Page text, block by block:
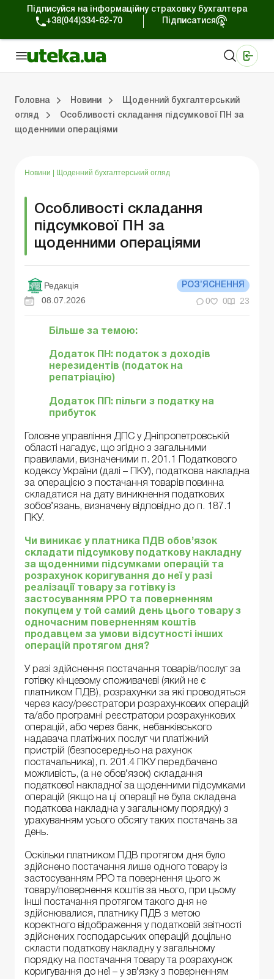
Підписуйся на інформаційну страховку бухгалтера
+38(044)334-62-70
Підписатися
Головна Новини
Щоденний бухгалтерський
огляд
Особливості складання підсумкової ПН за
щоденними операціями
Новини Щоденний бухгалтерський огляд
Особливості складання
підсумкової ПН за
щоденними операціями
Редакція РОЗ’ЯСНЕННЯ
08.07.2026 0 0 23
Більше за темою:
Додаток ПН: податок з доходів
нерезидентів (податок на
репатріацію)
Додаток ПП: пільги з податку на
прибуток
Головне управління ДПС у Дніпропетровській
області нагадує, що згідно з загальними
правилами, визначеними п. 201.1 Податкового
кодексу України (далі – ПКУ), податкова накладна
за операцією з постачання товарів повинна
складатися на дату виникнення податкових
зобов’язань, визначену відповідно до п. 187.1
ПКУ.
Чи виникає у платника ПДВ обов’язок
складати підсумкову податкову накладну
за щоденними підсумками операцій та
розрахунок коригування до неї у разі
реалізації товару за готівку із
застосуванням РРО та поверненням
покупцем у той самий день цього товару з
одночасним поверненням коштів
продавцем за умови відсутності інших
операцій протягом дня?
У разі здійснення постачання товарів/послуг за
готівку кінцевому споживачеві (який не є
платником ПДВ), розрахунки за які проводяться
через касу/реєстратори розрахункових операцій
та/або програмні реєстратори розрахункових
операцій, або через банк, небанківського
надавача платіжних послуг чи платіжний
пристрій (безпосередньо на рахунок
постачальника), п. 201.4 ПКУ передбачено
можливість, (а не обов’язок) складання
податкової накладної за щоденними підсумками
операцій (якщо на ці операції не була складена
податкова накладна у загальному порядку) з
урахуванням усього обсягу таких постачань за
день.
Оскільки платником ПДВ протягом дня було
здійснено постачання лише одного товару із
застосуванням РРО та повернення цього ж
товару/повернення коштів за нього, при цьому
інші постачання протягом такого дня не
здійснювалися, платнику ПДВ з метою
коректного відображення у податковій звітності
здійснених господарських операцій доцільно
скласти податкову накладну у загальному
порядку на постачання товару та розрахунок
коригування до неї – у зв’язку з поверненням